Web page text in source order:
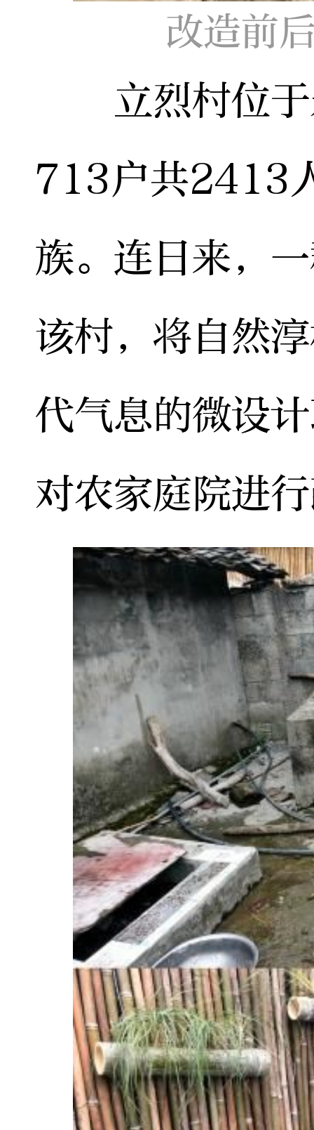
改造前
立烈村位于
713户共2413
族。连日来，
该村，将自然
代气息的微设
对农家庭院进